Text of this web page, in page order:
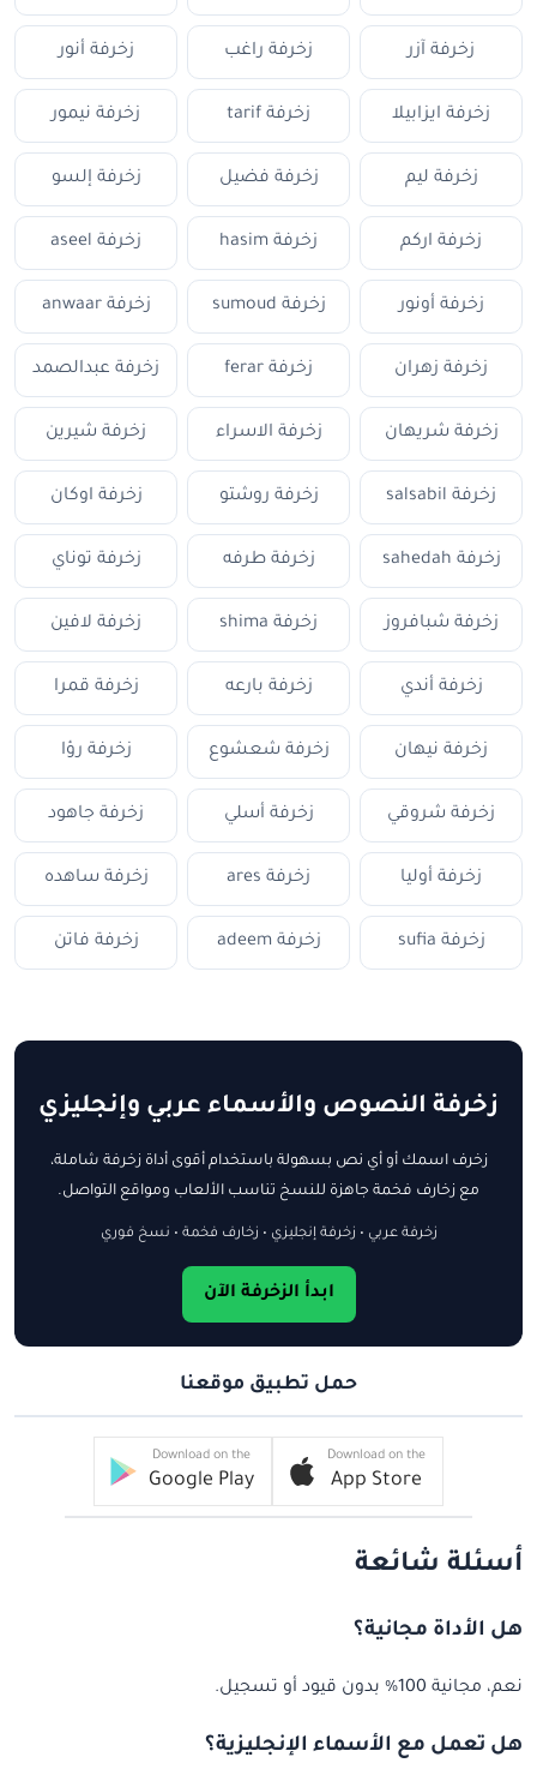
زخرفة آزر زخرفة راغب زخرفة أنور
زخرفة ايزابيلا زخرفة tarif زخرفة نيمور
زخرفة ليم زخرفة فضيل زخرفة إلسو
زخرفة اركم زخرفة hasim زخرفة aseel
زخرفة أونور زخرفة sumoud زخرفة anwaar
زخرفة زهران زخرفة ferar زخرفة عبدالصمد
زخرفة شريهان زخرفة الاسراء زخرفة شيرين
زخرفة salsabil زخرفة روشتو زخرفة اوكان
زخرفة sahedah زخرفة طرفه زخرفة توناي
زخرفة شبافروز زخرفة shima زخرفة لافين
زخرفة أندي زخرفة بارعه زخرفة قمرا
زخرفة نيهان زخرفة شعشوع زخرفة رؤا
زخرفة شروقي زخرفة أسلي زخرفة جاهود
زخرفة أوليا زخرفة ares زخرفة ساهده
زخرفة sufia زخرفة adeem زخرفة فاتن
زخرفة النصوص والأسماء عربي وإنجليزي
زخرف اسمك أو أي نص بسهولة باستخدام أقوى أداة زخرفة شاملة،
مع زخارف فخمة جاهزة للنسخ تناسب الألعاب ومواقع التواصل.
زخرفة عربي • زخرفة إنجليزي • زخارف فخمة • نسخ فوري
ابدأ الزخرفة الآن
حمل تطبيق موقعنا
Download on the
App Store
Download on the
Google Play
أسئلة شائعة
هل الأداة مجانية؟
نعم، مجانية 100% بدون قيود أو تسجيل.
هل تعمل مع الأسماء الإنجليزية؟